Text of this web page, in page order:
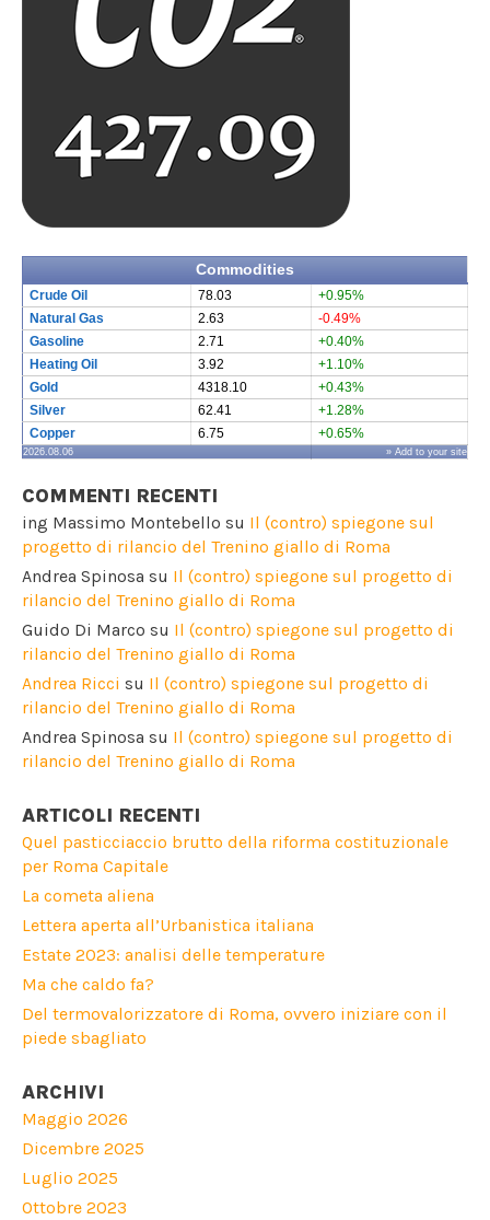
Commodities
Crude Oil 78.03
+0.95%
Natural Gas
2.63
-0.49%
Gasoline
2.71
+0.40%
Heating Oil
3.92
+1.10%
Gold
4318.10
+0.43%
Silver
62.41
+1.28%
Copper
6.75 +0.65%
2026.08.06 » Add to your site
COMMENTI RECENTI
ing Massimo Montebello su Il (contro) spiegone sul
progetto di rilancio del Trenino giallo di Roma
Andrea Spinosa su Il (contro) spiegone sul progetto di
rilancio del Trenino giallo di Roma
Guido Di Marco su Il (contro) spiegone sul progetto di
rilancio del Trenino giallo di Roma
Andrea Ricci su Il (contro) spiegone sul progetto di
rilancio del Trenino giallo di Roma
Andrea Spinosa su Il (contro) spiegone sul progetto di
rilancio del Trenino giallo di Roma
ARTICOLI RECENTI
Quel pasticciaccio brutto della riforma costituzionale
per Roma Capitale
La cometa aliena
Lettera aperta all’Urbanistica italiana
Estate 2023: analisi delle temperature
Ma che caldo fa?
Del termovalorizzatore di Roma, ovvero iniziare con il
piede sbagliato
ARCHIVI
Maggio 2026
Dicembre 2025
Luglio 2025
Ottobre 2023